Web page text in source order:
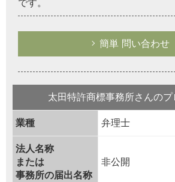
です。
簡単 問い合わせ
太田特許商標事務所さんの
業種 弁理士
法人名称
または
事務所の届出名称
非公開